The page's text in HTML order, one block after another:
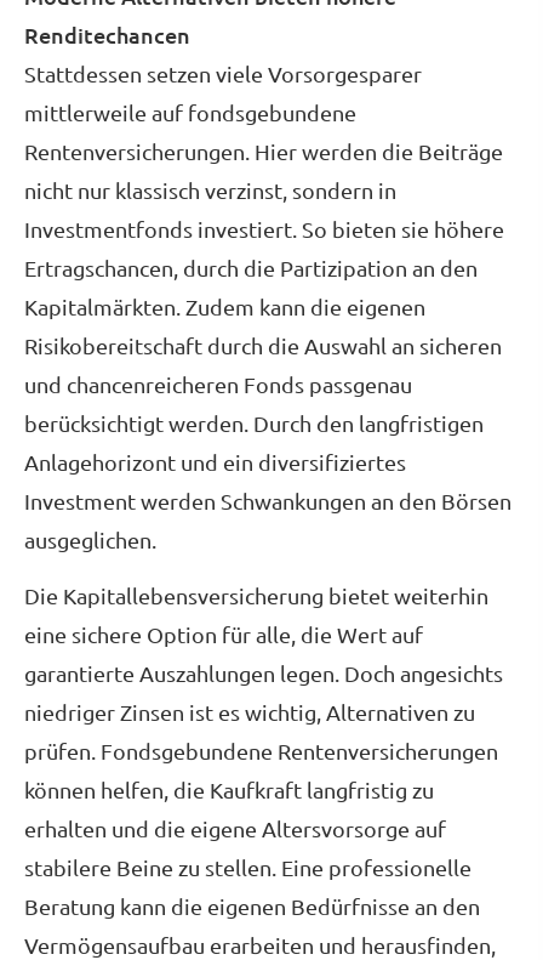
Renditechancen
Stattdessen setzen viele Vorsorgesparer
mittlerweile auf fondsgebundene
Rentenversicherungen. Hier werden die Beiträge
nicht nur klassisch verzinst, sondern in
Investmentfonds investiert. So bieten sie höhere
Ertragschancen, durch die Partizipation an den
Kapitalmärkten. Zudem kann die eigenen
Risikobereitschaft durch die Auswahl an sicheren
und chancenreicheren Fonds passgenau
berücksichtigt werden. Durch den langfristigen
Anlagehorizont und ein diversifiziertes
Investment werden Schwankungen an den Börsen
ausgeglichen.
Die Ka­pi­tal­le­bens­ver­si­che­rung bietet weiterhin
eine sichere Option für alle, die Wert auf
garantierte Auszahlungen legen. Doch angesichts
niedriger Zinsen ist es wichtig, Alternativen zu
prüfen. Fondsgebundene Rentenversicherungen
können helfen, die Kaufkraft langfristig zu
erhalten und die eigene Alters­vorsorge auf
stabilere Beine zu stellen. Eine professionelle
Beratung kann die eigenen Bedürfnisse an den
Vermögensaufbau erarbeiten und herausfinden,